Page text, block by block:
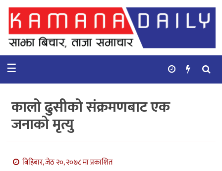
गृहपृष्ठ
समाचार
कुटनिती
कुराकानी
बाणिज्य
☰
कालो ढुसीको संक्रमणबाट एक
जनाको मृत्यु
बिहिबार, जेठ २०, २०७८ मा प्रकाशित